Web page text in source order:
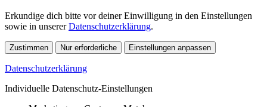
Erkundige dich bitte vor deiner Einwilligung in den Einstellungen
sowie in unsererDatenschutzerklärung.
Zustimmen Nur erforderliche Einstellungen anpassen
Datenschutzerklärung
Individuelle Datenschutz-Einstellungen